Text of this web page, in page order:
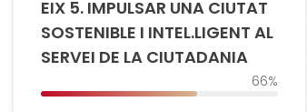
EIX 5. IMPULSAR UNA CIUTAT
SOSTENIBLE I INTEL.LIGENT AL
SERVEI DE LA CIUTADANIA
66%